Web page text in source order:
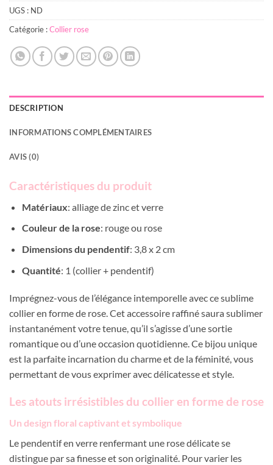
UGS : ND
Catégorie :Collier rose
DESCRIPTION
INFORMATIONS COMPLÉMENTAIRES
AVIS (0)
Caractéristiques du produit
Matériaux: alliage de zinc et verre
Couleur de la rose: rouge ou rose
Dimensions du pendentif: 3,8 x 2 cm
Quantité: 1 (collier + pendentif)
Imprégnez-vous de l’élégance intemporelle avec ce sublime
collier en forme de rose. Cet accessoire raffiné saura sublimer
instantanément votre tenue, qu’il s’agisse d’une sortie
romantique ou d’une occasion quotidienne. Ce bijou unique
est la parfaite incarnation du charme et de la féminité, vous
permettant de vous exprimer avec délicatesse et style.
Les atouts irrésistibles du collier en forme de rose
Un design floral captivant et symbolique
Le pendentif en verre renfermant une rose délicate se
distingue par sa finesse et son originalité. Pour varier les